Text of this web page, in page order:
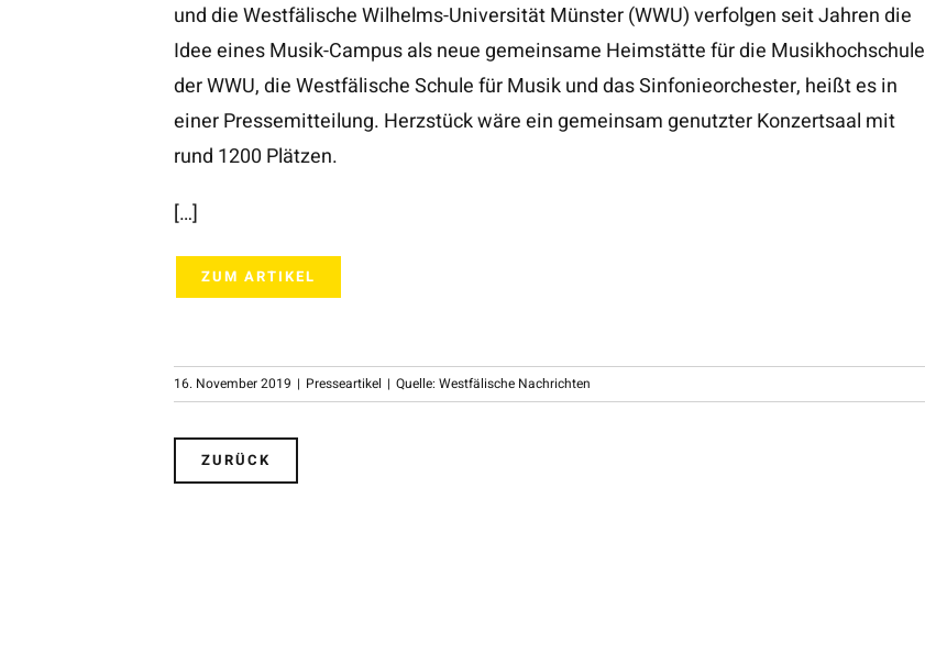
und die Westfälische Wilhelms-Universität Münster (WWU) verfolgen seit Jahren die
Idee eines Musik-Campus als neue gemeinsame Heimstätte für die Musikhochschule
der WWU, die Westfälische Schule für Musik und das Sinfonieorchester, heißt es in
einer Pressemitteilung. Herzstück wäre ein gemeinsam genutzter Konzertsaal mit
rund 1200 Plätzen.
[…]
ZUM ARTIKEL
16. November 2019 | Presseartikel | Quelle: Westfälische Nachrichten
ZURÜCK